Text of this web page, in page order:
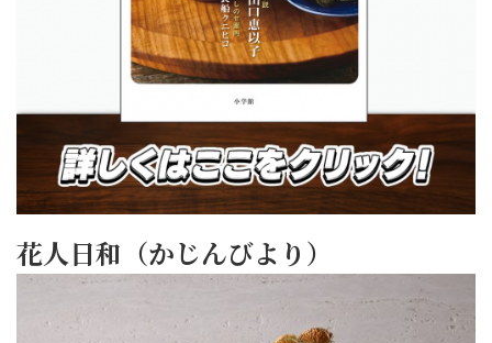
花人日和（かじんびより）